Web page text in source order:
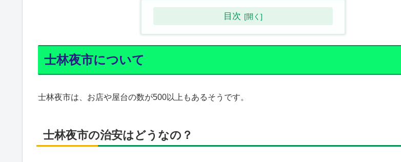
目次
士林夜市について
士林夜市は、お店や屋台の数が500以上もあるそうです。
士林夜市の治安はどうなの？